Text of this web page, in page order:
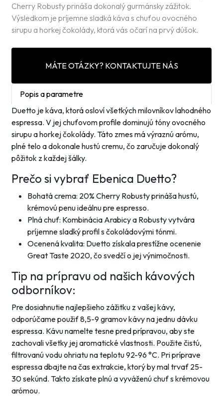
Cherry Robusty prináša dokonalý gurmánsky zážitok.
Výsledkom je príjemne sladká káva s chuťou ovocného
sirupu a horkej čokolády, ktorá vás očarí na prvý dúšok.
MÁTE OTÁZKY? KONTAKTUJTE NÁS
Popis a parametre
Duetto je káva, ktorá osloví všetkých milovníkov lahodného
espressa. V jej chuťovom profile dominujú tóny ovocného
sirupu a horkej čokolády. Táto zmes má výraznú arómu,
plné telo a dokonale hustú cremu, čo zaručuje dokonalý
pôžitok z každej šálky.
Prečo si vybrať Ebenica Duetto?
Bohatá crema: 20% Cherry Robusty prináša hustú,
krémovú penu ideálnu pre espresso.
Plná chuť: Kombinácia Arabicy a Robusty vytvára
príjemne sladký profil s čokoládovými tónmi.
Ocenená kvalita: Duetto získala prestížne ocenenie
Great Taste 2020, čo svedčí o jej výnimočnosti.
Tip na prípravu od našich kávových
odborníkov:
Pre dosiahnutie najlepšieho zážitku z vašej kávy,
odporúčame použiť 8,5-9 gramov kávy na jednu dávku
espressa. Kávu namelte tesne pred prípravou, aby ste
zachovali všetky jej aromatické vlastnosti. Použite čistú,
filtrovanú vodu ohriatu na teplotu 92-96 °C. Pri príprave
espressa dbajte na čas extrakcie, ktorý by mal trvať 25-
30 sekúnd. Takto získate plnú a vyváženú chuť s krémovou
arómou.